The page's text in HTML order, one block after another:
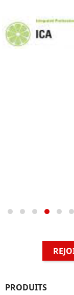
PRODUITS